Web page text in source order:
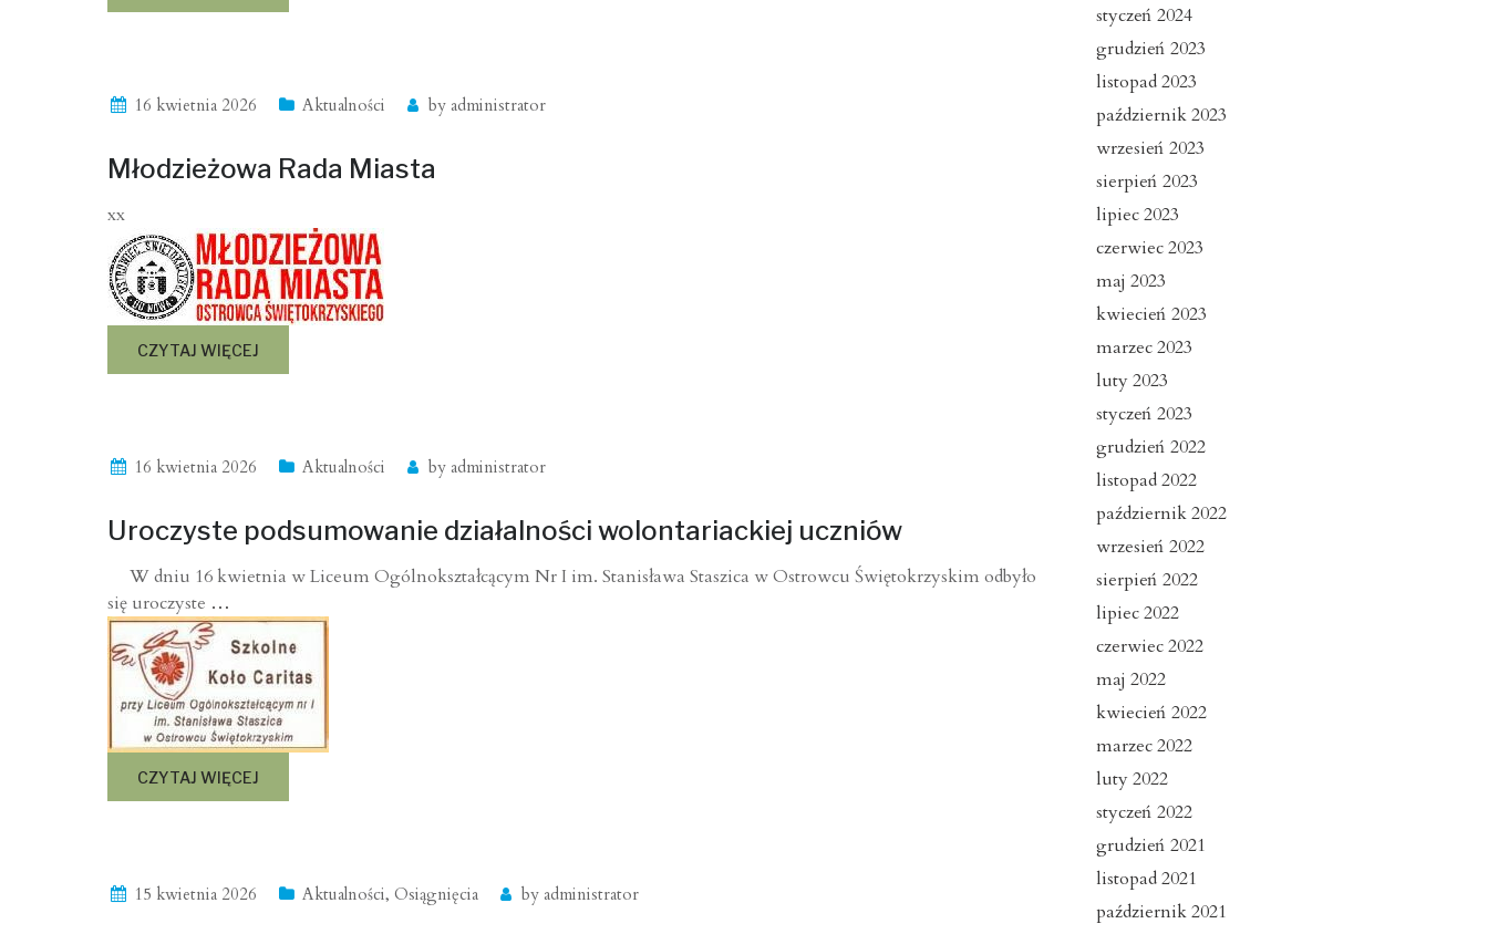
16 kwietnia 2026 Aktualności by administrator
Młodzieżowa Rada Miasta
xx
CZYTAJ WIĘCEJ
16 kwietnia 2026 Aktualności by administrator
Uroczyste podsumowanie działalności wolontariackiej uczniów
W dniu 16 kwietnia w Liceum Ogólnokształcącym Nr I im. Stanisława Staszica w Ostrowcu Świętokrzyskim odbyło
się uroczyste …
CZYTAJ WIĘCEJ
15 kwietnia 2026 Aktualności, Osiągnięcia by administrator
styczeń 2024
grudzień 2023
listopad 2023
październik 2023
wrzesień 2023
sierpień 2023
lipiec 2023
czerwiec 2023
maj 2023
kwiecień 2023
marzec 2023
luty 2023
styczeń 2023
grudzień 2022
listopad 2022
październik 2022
wrzesień 2022
sierpień 2022
lipiec 2022
czerwiec 2022
maj 2022
kwiecień 2022
marzec 2022
luty 2022
styczeń 2022
grudzień 2021
listopad 2021
październik 2021